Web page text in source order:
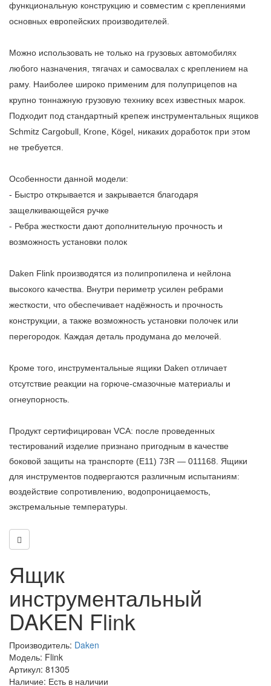
функциональную конструкцию и совместим с креплениями
основных европейских производителей.
Можно использовать не только на грузовых автомобилях
любого назначения, тягачах и самосвалах с креплением на
раму. Наиболее широко применим для полуприцепов на
крупно тоннажную грузовую технику всех известных марок.
Подходит под стандартный крепеж инструментальных ящиков
Schmitz Cargobull, Krone, Kögel, никаких доработок при этом
не требуется.
Особенности данной модели:
- Быстро открывается и закрывается благодаря
защелкивающейся ручке
- Ребра жесткости дают дополнительную прочность и
возможность установки полок
Daken Flink производятся из полипропилена и нейлона
высокого качества. Внутри периметр усилен ребрами
жесткости, что обеспечивает надёжность и прочность
конструкции, а также возможность установки полочек или
перегородок. Каждая деталь продумана до мелочей.
Кроме того, инструментальные ящики Daken отличает
отсутствие реакции на горюче-смазочные материалы и
огнеупорность.
Продукт сертифицирован VCA: после проведенных
тестирований изделие признано пригодным в качестве
боковой защиты на транспорте (E11) 73R — 011168. Ящики
для инструментов подвергаются различным испытаниям:
воздействие сопротивлению, водопроницаемость,
экстремальные температуры.
Ящик
инструментальный
DAKEN Flink
Производитель: Daken
Модель: Flink
Артикул: 81305
Наличие: Есть в наличии